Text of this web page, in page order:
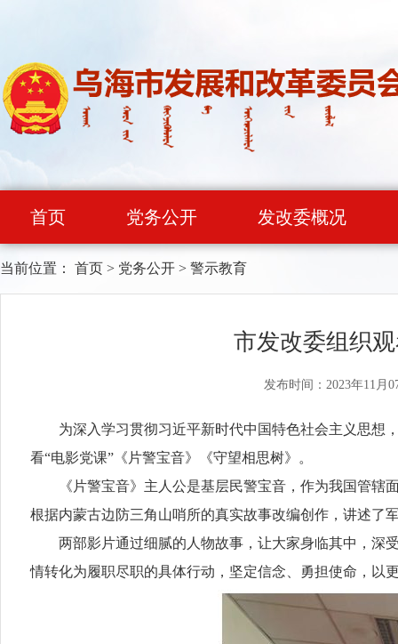
首页 党务公开 发改委概况
当前位置： 首页 > 党务公开 > 警示教育
市发改委组织
发布时间：2023年11月
为深入学习贯彻习近平新时代中国特色社会主义思想，
看“电影党课”《片警宝音》《守望相思树》。
《片警宝音》主人公是基层民警宝音，作为我国管辖面
根据内蒙古边防三角山哨所的真实故事改编创作，讲述了
两部影片通过细腻的人物故事，让大家身临其中，深受
情转化为履职尽职的具体行动，坚定信念、勇担使命，以